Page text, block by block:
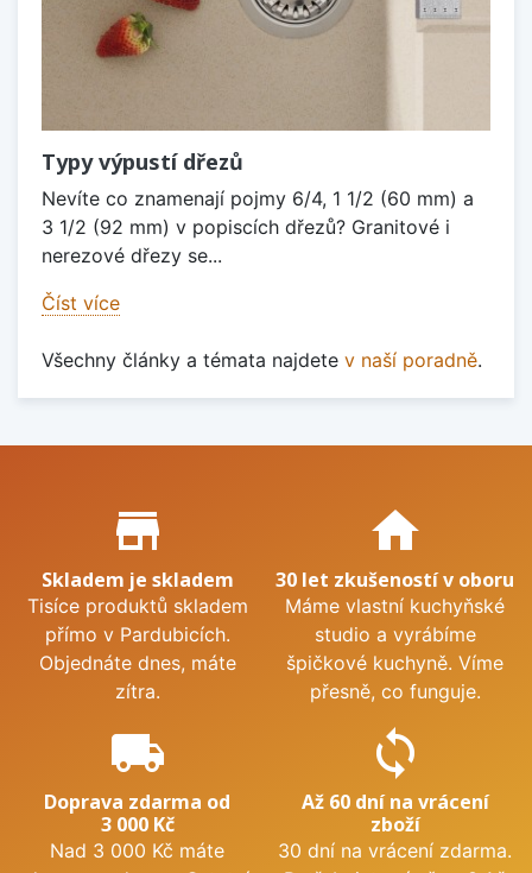
Typy výpustí dřezů
Nevíte co znamenají pojmy 6/4, 1 1/2 (60 mm) a
3 1/2 (92 mm) v popiscích dřezů? Granitové i
nerezové dřezy se...
Číst více
Všechny články a témata najdete v naší poradně.
Proč nakupovat u nás?
store_mall_directory
Skladem je skladem
Tisíce produktů skladem
přímo v Pardubicích.
Objednáte dnes, máte
zítra.
home
30 let zkušeností v oboru
Máme vlastní kuchyňské
studio a vyrábíme
špičkové kuchyně. Víme
přesně, co funguje.
local_shipping
Doprava zdarma od
3 000 Kč
Nad 3 000 Kč máte
sync
Až 60 dní na vrácení
zboží
30 dní na vrácení zdarma.